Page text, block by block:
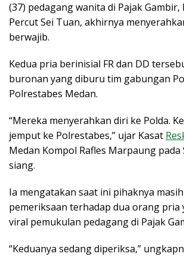
(37) pedagang wanita di Pajak Gambir,
Percut Sei Tuan, akhirnya
berwajib.
Kedua pria berinisial FR dan DD
buronan yang diburu tim gabungan
Polrestabes Medan.
“Mereka menyerahkan diri ke Polda.
jemput ke Polrestabes,” ujar Kasat
Medan Kompol Rafles Marpaung pada
siang.
Ia mengatakan saat ini pihaknya
pemeriksaan terhadap dua orang pria
viral pemukulan pedagang di Pajak
“Keduanya sedang diperiksa,”